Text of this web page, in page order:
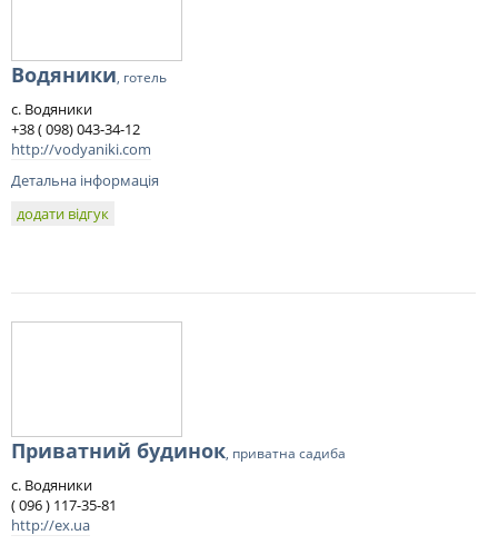
Водяники, готель
с. Водяники
+38 ( 098) 043-34-12
http://vodyaniki.com
Детальна інформація
додати відгук
Приватний будинок, приватна садиба
с. Водяники
( 096 ) 117-35-81
http://ex.ua